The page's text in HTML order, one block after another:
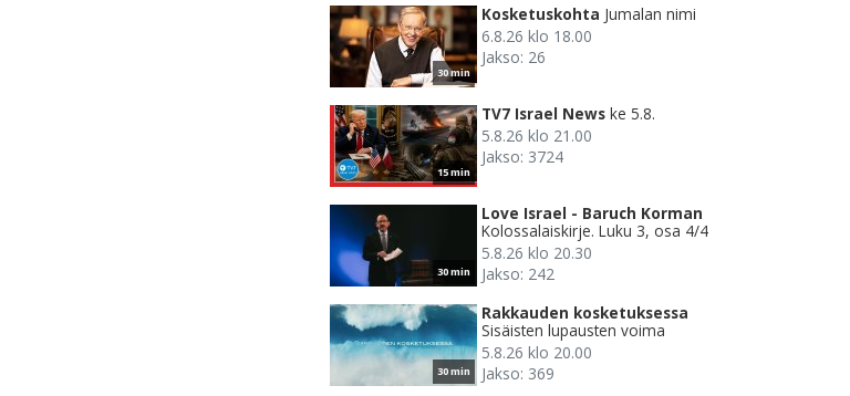
30 min
Kosketuskohta Jumalan nimi
6.8.26 klo 18.00
Jakso: 26
15 min
TV7 Israel News ke 5.8.
5.8.26 klo 21.00
Jakso: 3724
30 min
Love Israel - Baruch Korman
Kolossalaiskirje. Luku 3, osa 4/4
5.8.26 klo 20.30
Jakso: 242
30 min
Rakkauden kosketuksessa
Sisäisten lupausten voima
5.8.26 klo 20.00
Jakso: 369